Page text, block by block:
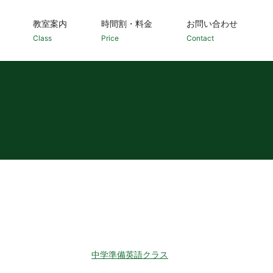
教室案内
Class
時間割・料金
Price
お問い合わせ
Contact
中学準備英語クラス